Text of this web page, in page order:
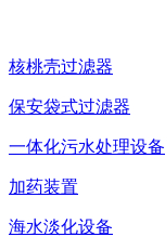
核桃壳过滤器
保安袋式过滤器
一体化污水处理设备
加药装置
海水淡化设备